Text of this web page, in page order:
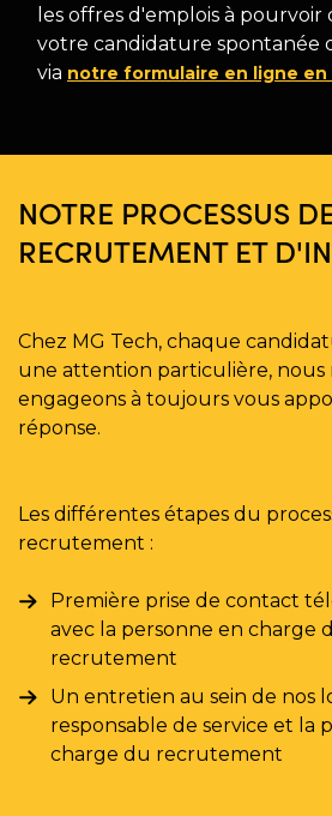
les offres d'emplois à pourvoir
votre candidature spontanée
via notre formulaire en ligne
NOTRE PROCESSUS
RECRUTEMENT ET
Chez MG Tech, chaque
une attention particulière, nous
engageons à toujours vous
réponse.
Les différentes étapes du
recrutement :
Première prise de contact
avec la personne en charge
recrutement
Un entretien au sein de nos
responsable de service et la
charge du recrutement